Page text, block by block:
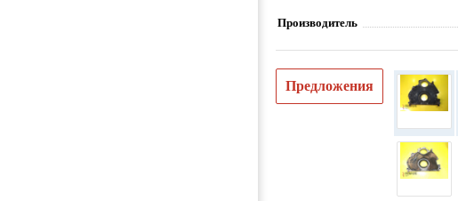
Производитель
Предложения